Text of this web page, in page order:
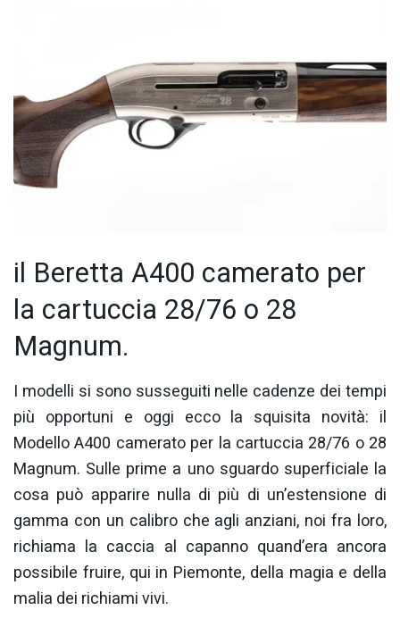
il Beretta A400 camerato per
la cartuccia 28/76 o 28
Magnum.
I modelli si sono susseguiti nelle cadenze dei tempi
più opportuni e oggi ecco la squisita novità: il
Modello A400 camerato per la cartuccia 28/76 o 28
Magnum. Sulle prime a uno sguardo superficiale la
cosa può apparire nulla di più di un’estensione di
gamma con un calibro che agli anziani, noi fra loro,
richiama la caccia al capanno quand’era ancora
possibile fruire, qui in Piemonte, della magia e della
malia dei richiami vivi.